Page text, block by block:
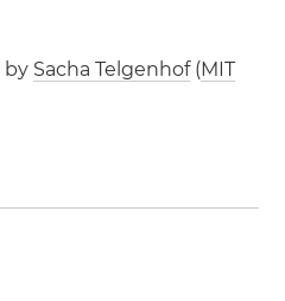
by Sacha Telgenhof(MIT